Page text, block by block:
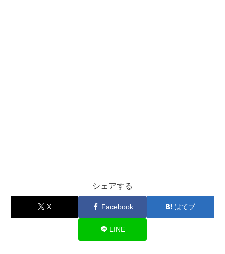
シェアする
X Facebook はてブ
LINE